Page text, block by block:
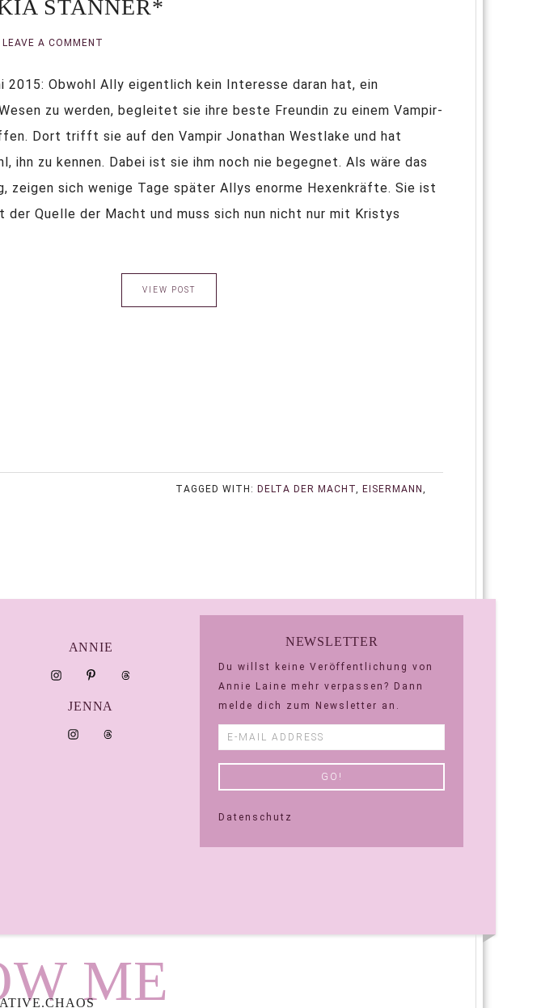
STANNER*
LEAVE A COMMENT
2015: Obwohl Ally eigentlich kein Interesse daran hat, ein
zu werden, begleitet sie ihre beste Freundin zu einem Vampir-
Dort trifft sie auf den Vampir Jonathan Westlake und hat
ihn zu kennen. Dabei ist sie ihm noch nie begegnet. Als wäre das
zeigen sich wenige Tage später Allys enorme Hexenkräfte. Sie ist
der Quelle der Macht und muss sich nun nicht nur mit Kristys
VIEW POST
TAGGED WITH:DELTA DER MACHT ,EISERMANN
ANNIE
JENNA
NEWSLETTER
Du willst keine Veröffentlichung von
Annie Laine mehr verpassen? Dann
melde dich zum Newsletter an.
Datenschutz
ME